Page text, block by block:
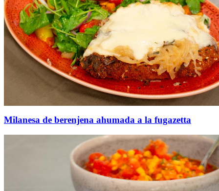
Milanesa de berenjena ahumada a la fugazetta